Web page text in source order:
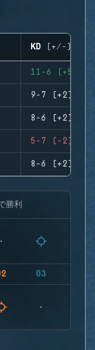
KD (+/-)
11-6 (+5)
9-7 (+2)
8-6 (+2)
5-7 (-2)
8-6 (+2)
勝利
03